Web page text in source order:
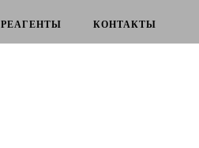
РЕАГЕНТЫ КОНТАКТЫ